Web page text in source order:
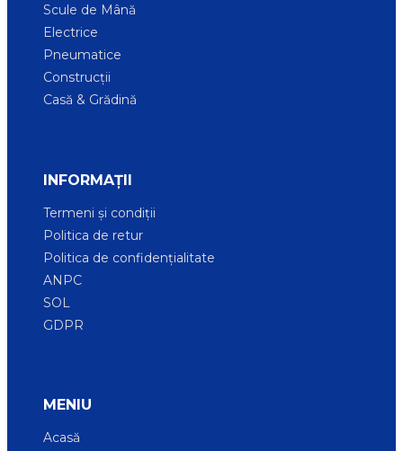
Scule de Mână
Electrice
Pneumatice
Construcții
Casă & Grădină
INFORMAȚII
Termeni și condiții
Politica de retur
Politica de confidențialitate
ANPC
SOL
GDPR
MENIU
Acasă